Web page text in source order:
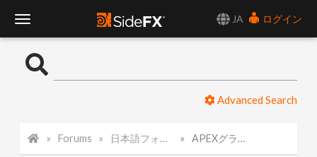
JA
ログイン
o
Advanced Search
Forums 日本語フォーラム APEXグラフにおいて、リグコントロールへUniform-Scaleのみ許可することが出来るか知りたい